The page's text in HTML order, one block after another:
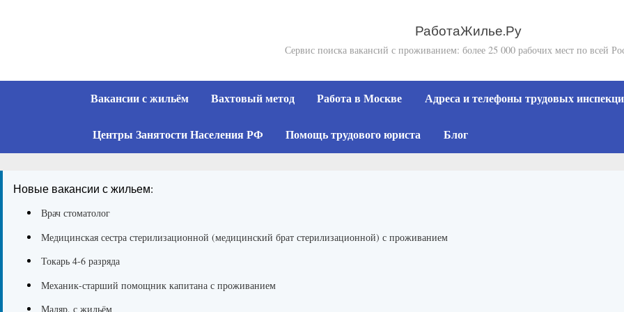
РаботаЖилье.Ру
Сервис поиска вакансий с проживанием: более 25 000 рабочих мест по всей
Вакансии с жильём Вахтовый метод Работа в Москве Адреса и телефоны трудовых
Центры Занятости Населения РФ Помощь трудового юриста Блог
Новые вакансии с жильем:
Врач стоматолог
Медицинская сестра стерилизационной (медицинский брат стерилизационной) с проживанием
Токарь 4-6 разряда
Механик-старший помощник капитана с проживанием
Маляр, с жильём